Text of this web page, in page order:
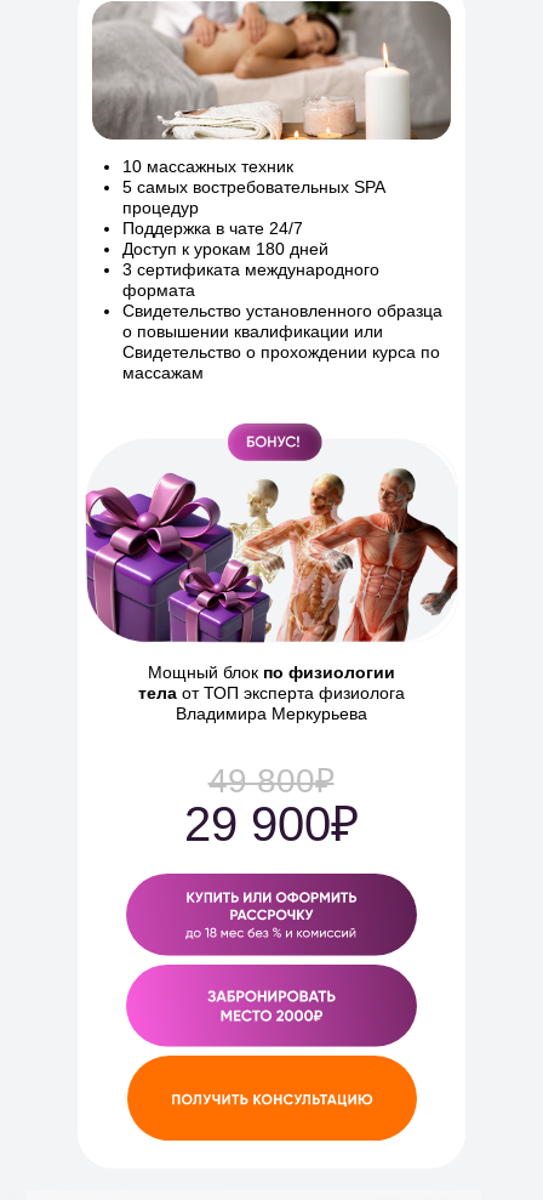
Мощный блок по физиологии
телаот ТОП эксперта физиолога
Владимира Меркурьева
10 массажных техник
5 самых востребовательных SPA
процедур
Поддержка в чате 24/7
Доступ к урокам 180 дней
3 сертификата международного
формата
Свидетельство установленного образца
о повышении квалификации или
Свидетельство о прохождении курса по
массажам
49 800₽
29 900₽